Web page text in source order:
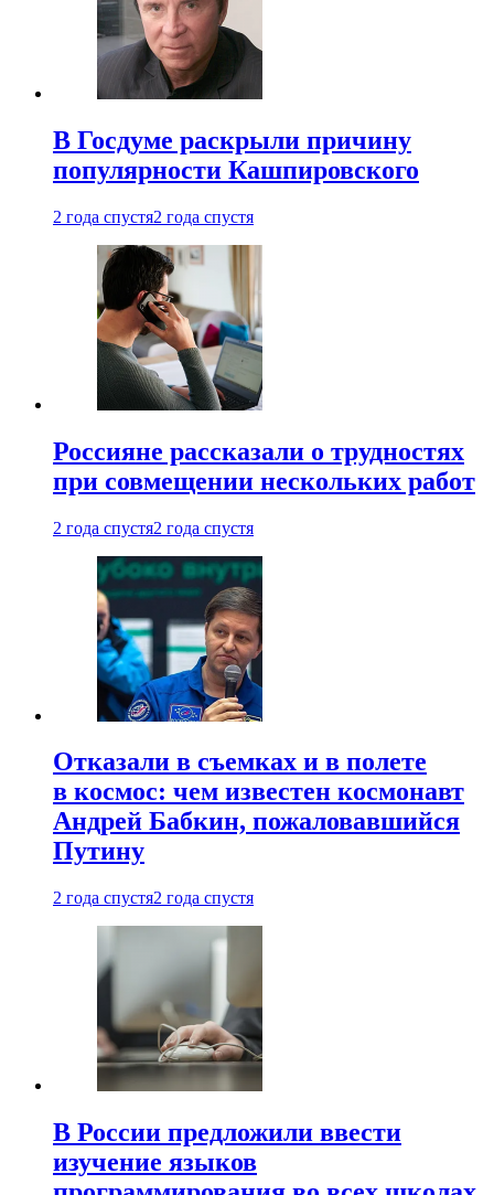
В Госдуме раскрыли причину
популярности Кашпировского
2 года спустя2 года спустя
Россияне рассказали о трудностях
при совмещении нескольких работ
2 года спустя2 года спустя
Отказали в съемках и в полете
в космос: чем известен космонавт
Андрей Бабкин, пожаловавшийся
Путину
2 года спустя2 года спустя
В России предложили ввести
изучение языков